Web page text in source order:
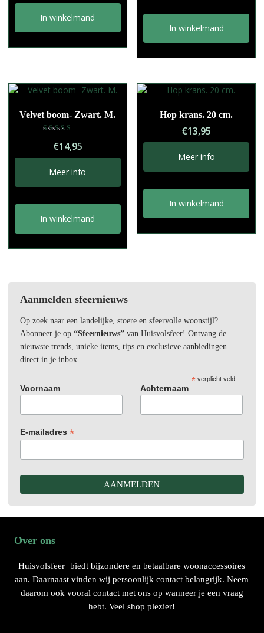
In winkelmand
In winkelmand
Velvet boom- Zwart. M.
5.00
uit 5
€14,95
Meer info
In winkelmand
Hop krans. 20 cm.
€13,95
Meer info
In winkelmand
Aanmelden sfeernieuws
Op zoek naar een landelijke, stoere en sfeervolle woonstijl?
Abonneer je op “Sfeernieuws”van Huisvolsfeer! Ontvang de
nieuwste trends, unieke items, tips en exclusieve aanbiedingen
direct in je inbox.
*verplicht veld
Voornaam Achternaam
E-mailadres *
Over ons
Huisvolsfeer biedt bijzondere en betaalbare woonaccessoires
aan. Daarnaast vinden wij persoonlijk contact belangrijk. Neem
daarom ook vooral contact met ons op wanneer je een vraag
hebt. Veel shop plezier!